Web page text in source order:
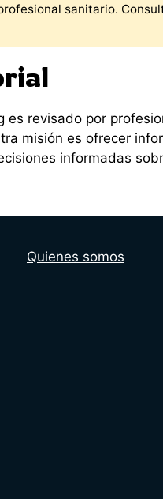
sanitario.
es revisado por
misión es ofrecer
informadas
Quienes somos